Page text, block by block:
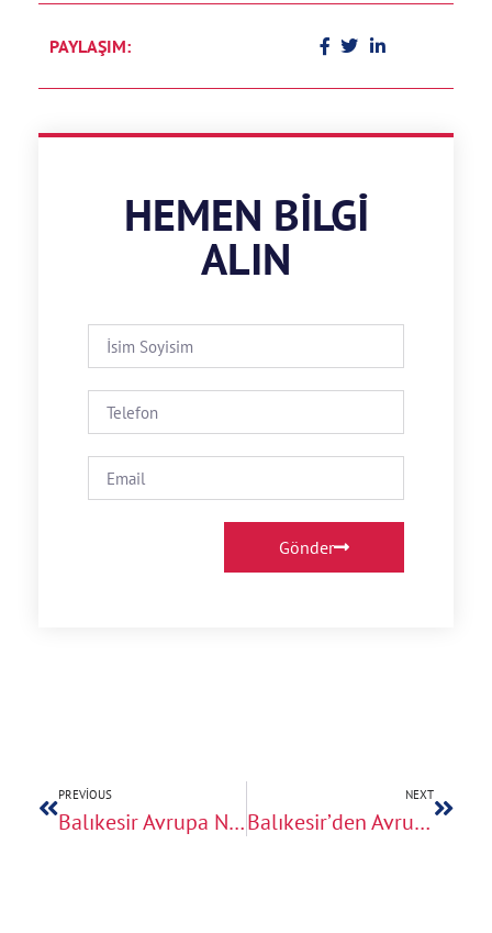
PAYLAŞIM:
HEMEN BILGI
ALIN
Gönder
PREVIOUS
Balıkesir Avrupa Nakliye Teklifi Alırken Dikkat Edilecekler
NEXT
Balıkesir’den Avrupa’ya Parça Eşya Taşıma Fiyat Avantajları